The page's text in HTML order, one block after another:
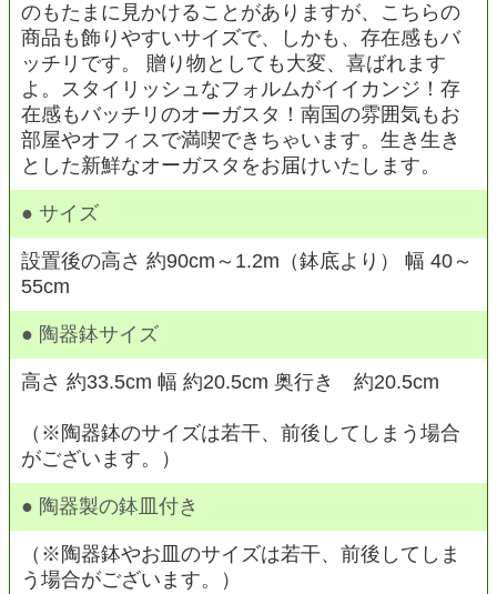
のもたまに見かけることがありますが、こちらの
商品も飾りやすいサイズで、しかも、存在感もバ
ッチリです。 贈り物としても大変、喜ばれます
よ。スタイリッシュなフォルムがイイカンジ！存
在感もバッチリのオーガスタ！南国の雰囲気もお
部屋やオフィスで満喫できちゃいます。生き生き
とした新鮮なオーガスタをお届けいたします。
● サイズ
設置後の高さ 約90cm～1.2m（鉢底より） 幅 40～
55cm
● 陶器鉢サイズ
高さ 約33.5cm 幅 約20.5cm 奥行き 約20.5cm
（※陶器鉢のサイズは若干、前後してしまう場合
がございます。）
● 陶器製の鉢皿付き
（※陶器鉢やお皿のサイズは若干、前後してしま
う場合がございます。）